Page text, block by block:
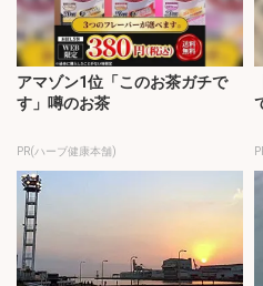
アマゾン1位「このお茶ガチで
す」噂のお茶
PR(ハーブ健康本舗)